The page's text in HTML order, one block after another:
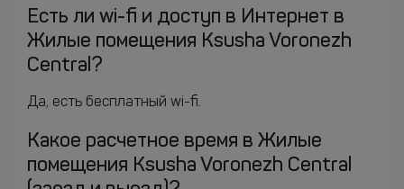
Есть ли wi-fi и доступ в Интернет в
Жилые помещения Ksusha Voronezh
Central?
Да, есть бесплатный wi-fi.
Какое расчетное время в Жилые
помещения Ksusha Voronezh Central